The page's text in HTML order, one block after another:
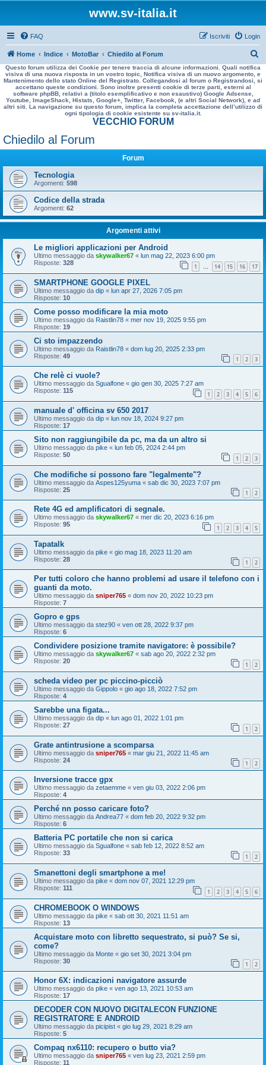
www.sv-italia.it
FAQ Login
Iscriviti
Home Indice MotoBar Chiedilo al Forum
e
r
a
Questo forum utilizza dei Cookie per tenere traccia di alcune informazioni. Quali notifica
visiva di una nuova risposta in un vostro topic, Notifica visiva di un nuovo argomento, e
Mantenimento dello stato Online del Registrato. Collegandosi al forum o Registrandosi, si
accettano queste condizioni. Sono inoltre presenti cookie di terze parti, esterni al
software phpBB, relativi a (titolo esemplificativo e non esaustivo) Google Adsense,
Youtube, ImageShack, Histats, Google+, Twitter, Facebook, (e altri Social Network), e ad
altri siti. La navigazione su questo forum, implica la completa accettazione dell’utilizzo di
ogni tipologia di cookie esistente su sv-italia.it.
VECCHIO FORUM
Chiedilo al Forum
Forum
Tecnologia
Argomenti: 598
Codice della strada
Argomenti: 62
Argomenti attivi
Le migliori applicazioni per Android
Ultimo messaggio da skywalker67 « lun mag 22, 2023 6:00 pm
Risposte: 328 1 … 14 15 16 17
SMARTPHONE GOOGLE PIXEL
Ultimo messaggio da dip « lun apr 27, 2026 7:05 pm
Risposte: 10
Come posso modificare la mia moto
Ultimo messaggio da Raistlin78 « mer nov 19, 2025 9:55 pm
Risposte: 19
Ci sto impazzendo
Ultimo messaggio da Raistlin78 « dom lug 20, 2025 2:33 pm
Risposte: 49 1 2 3
Che relè ci vuole?
Ultimo messaggio da Sgualfone « gio gen 30, 2025 7:27 am
Risposte: 115 1 2 3 4 5 6
manuale d' officina sv 650 2017
Ultimo messaggio da dip « lun nov 18, 2024 9:27 pm
Risposte: 17
Sito non raggiungibile da pc, ma da un altro si
Ultimo messaggio da pike « lun feb 05, 2024 2:44 pm
Risposte: 50 1 2 3
Che modifiche si possono fare "legalmente"?
Ultimo messaggio da Aspes125yuma « sab dic 30, 2023 7:07 pm
Risposte: 25 1 2
Rete 4G ed amplificatori di segnale.
Ultimo messaggio da skywalker67 « mer dic 20, 2023 6:16 pm
Risposte: 95 1 2 3 4 5
Tapatalk
Ultimo messaggio da pike « gio mag 18, 2023 11:20 am
Risposte: 28 1 2
Per tutti coloro che hanno problemi ad usare il telefono con i
guanti da moto.
Ultimo messaggio da sniper765 « dom nov 20, 2022 10:23 pm
Risposte: 7
Gopro e gps
Ultimo messaggio da stez90 « ven ott 28, 2022 9:37 pm
Risposte: 6
Condividere posizione tramite navigatore: è possibile?
Ultimo messaggio da skywalker67 « sab ago 20, 2022 2:32 pm
Risposte: 20 1 2
scheda video per pc piccino-picciò
Ultimo messaggio da Gippolo « gio ago 18, 2022 7:52 pm
Risposte: 4
Sarebbe una figata...
Ultimo messaggio da dip « lun ago 01, 2022 1:01 pm
Risposte: 27 1 2
Grate antintrusione a scomparsa
Ultimo messaggio da sniper765 « mar giu 21, 2022 11:45 am
Risposte: 24 1 2
Inversione tracce gpx
Ultimo messaggio da zetaemme « ven giu 03, 2022 2:06 pm
Risposte: 4
Perché nn posso caricare foto?
Ultimo messaggio da Andrea77 « dom feb 20, 2022 9:32 pm
Risposte: 6
Batteria PC portatile che non si carica
Ultimo messaggio da Sgualfone « sab feb 12, 2022 8:52 am
Risposte: 33 1 2
Smanettoni degli smartphone a me!
Ultimo messaggio da pike « dom nov 07, 2021 12:29 pm
Risposte: 111 1 2 3 4 5 6
CHROMEBOOK O WINDOWS
Ultimo messaggio da pike « sab ott 30, 2021 11:51 am
Risposte: 13
Acquistare moto con libretto sequestrato, si può? Se si,
come?
Ultimo messaggio da Monte « gio set 30, 2021 3:04 pm
Risposte: 30 1 2
Honor 6X: indicazioni navigatore assurde
Ultimo messaggio da pike « ven ago 13, 2021 10:53 am
Risposte: 17
DECODER CON NUOVO DIGITALECON FUNZIONE
REGISTRATORE E ANDROID
Ultimo messaggio da picipist « gio lug 29, 2021 8:29 am
Risposte: 5
Compaq nx6110: recupero o butto via?
Ultimo messaggio da sniper765 « ven lug 23, 2021 2:59 pm
Risposte: 11